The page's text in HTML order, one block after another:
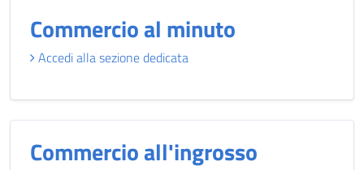
Commercio al minuto
Accedi alla sezione dedicata
Commercio all'ingrosso